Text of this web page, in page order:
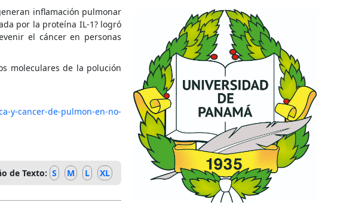
inflamación pulmonar
por la proteína IL-1? logró
el cáncer en personas
moleculares de la polución
y-cancer-de-pulmon-en-no-
de Texto: S M L XL